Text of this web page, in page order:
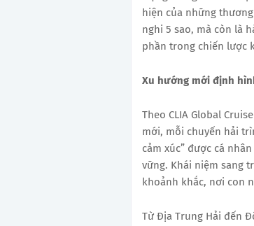
hiện của những
nghi 5 sao, mà còn là
phần trong chiến lược
Xu hướng mới định
Theo CLIA Global
mới, mỗi chuyến hải
cảm xúc” được cá
vững. Khái niệm sang
khoảnh khắc, nơi con
Từ Địa Trung Hải đến